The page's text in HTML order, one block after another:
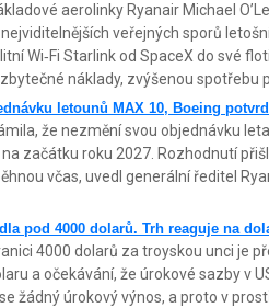
aerolinky Ryanair Michael
veřejných sporů
Wi‑Fi Starlink od SpaceX do své
náklady, zvýšenou spotřebu
letounů MAX 10, Boeing
že nezmění svou objednávku
začátku roku 2027. Rozhodnutí
včas, uvedl generální ředitel
pod 4000 dolarů. Trh reaguje na
4000 dolarů za troyskou unci je
a očekávání, že úrokové sazby v
žádný úrokový výnos, a proto v